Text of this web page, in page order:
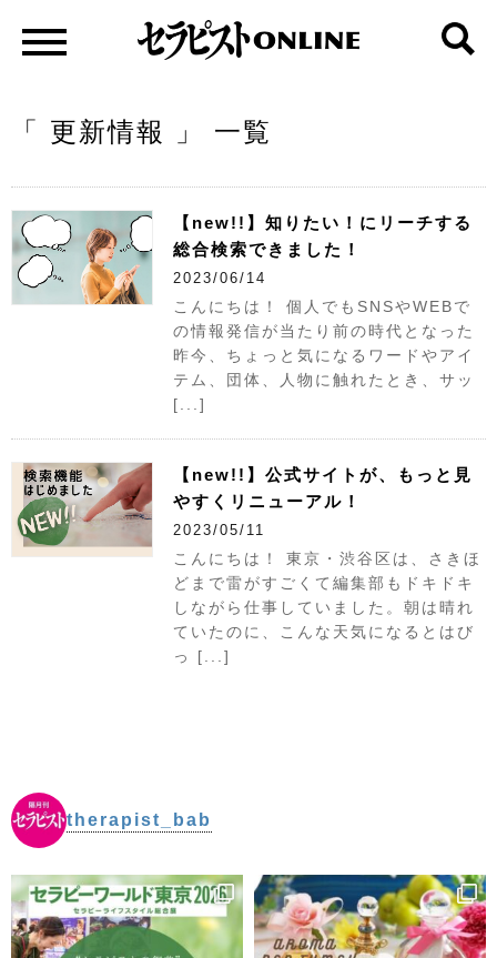
「 更新情報 」 一覧
【new!!】知りたい！にリーチする
総合検索できました！
2023/06/14
こんにちは！ 個人でもSNSやWEBで
の情報発信が当たり前の時代となった
昨今、ちょっと気になるワードやアイ
テム、団体、人物に触れたとき、サッ
[...]
【new!!】公式サイトが、もっと見
やすくリニューアル！
2023/05/11
こんにちは！ 東京・渋谷区は、さきほ
どまで雷がすごくて編集部もドキドキ
しながら仕事していました。朝は晴れ
ていたのに、こんな天気になるとはび
っ [...]
therapist_bab